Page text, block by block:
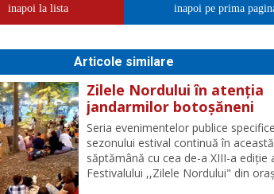
inapoi la lista inapoi pe prima
Articole similare
Zilele Nordului în atenția
jandarmilor botoșăneni
Seria evenimentelor publice specifice
sezonului estival continuă în această
săptămână cu cea de-a XIII-a ediție
Festivalului ,,Zilele Nordului" din